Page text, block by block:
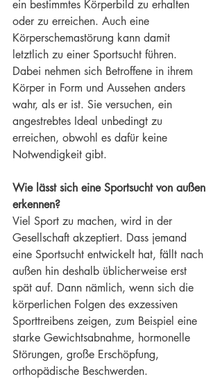
ein bestimmtes Körperbild zu erhalten
oder zu erreichen. Auch eine
Körperschemastörung kann damit
letztlich zu einer Sportsucht führen.
Dabei nehmen sich Betroffene in ihrem
Körper in Form und Aussehen anders
wahr, als er ist. Sie versuchen, ein
angestrebtes Ideal unbedingt zu
erreichen, obwohl es dafür keine
Notwendigkeit gibt.
Wie lässt sich eine Sportsucht von außen
erkennen?
Viel Sport zu machen, wird in der
Gesellschaft akzeptiert. Dass jemand
eine Sportsucht entwickelt hat, fällt nach
außen hin deshalb üblicherweise erst
spät auf. Dann nämlich, wenn sich die
körperlichen Folgen des exzessiven
Sporttreibens zeigen, zum Beispiel eine
starke Gewichtsabnahme, hormonelle
Störungen, große Erschöpfung,
orthopädische Beschwerden.